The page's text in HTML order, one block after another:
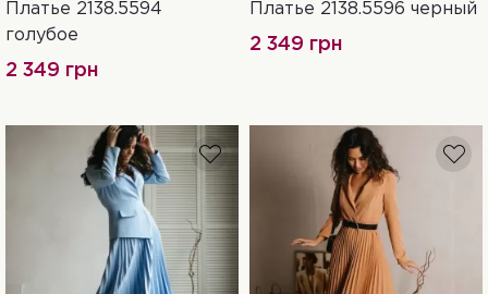
XXL-3XL L-XL
Платье 2138.5594
голубое
2 349 грн
L-XL XXL-3XL S-M
Платье 2138.5596 черный
2 349 грн